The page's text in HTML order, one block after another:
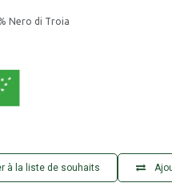
Nero di Troia
à la liste de souhaits